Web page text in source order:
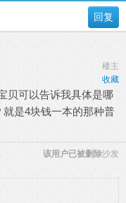
回复
楼主
收藏
贝可以告诉我具体是哪
是4块钱一本的那种普
沙发
该用户已被删除